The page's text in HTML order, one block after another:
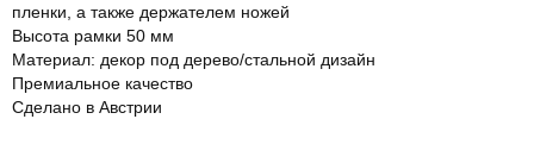
пленки, а также держателем ножей
Высота рамки 50 мм
Материал: декор под дерево/стальной дизайн
Премиальное качество
Сделано в Австрии